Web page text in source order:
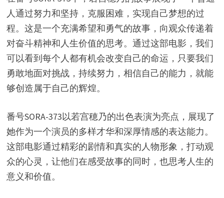
人通过努力和坚持，克服困难，实现自己梦想的过
程。这是一个充满希望和勇气的故事，向观众传递着
对奋斗精神和人生价值的思考。通过这部电影，我们
可以看到每个人都有机会改变自己的命运，只要我们
勇敢地面对挑战，持续努力，相信自己的能力，就能
够创造属于自己的辉煌。
番号SORA-373以若宫穂乃的出色表演为亮点，展现了
她作为一个演员的多样才华和深厚情感的表达能力。
这部电影通过精彩的剧情和真实的人物形象，打动观
众的心灵，让他们在感受故事的同时，也思考人生的
意义和价值。